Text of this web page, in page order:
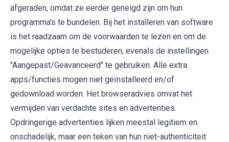
afgeraden, omdat ze eerder geneigd zijn om hun
programma's te bundelen. Bij het installeren van software
is het raadzaam om de voorwaarden te lezen en om de
mogelijke opties te bestuderen, evenals de instellingen
"Aangepast/Geavanceerd" te gebruiken. Alle extra
apps/functies mogen niet geïnstalleerd en/of
gedownload worden. Het browseradvies omvat het
vermijden van verdachte sites en advertenties.
Opdringerige advertenties lijken meestal legitiem en
onschadelijk, maar een teken van hun niet-authenticiteit